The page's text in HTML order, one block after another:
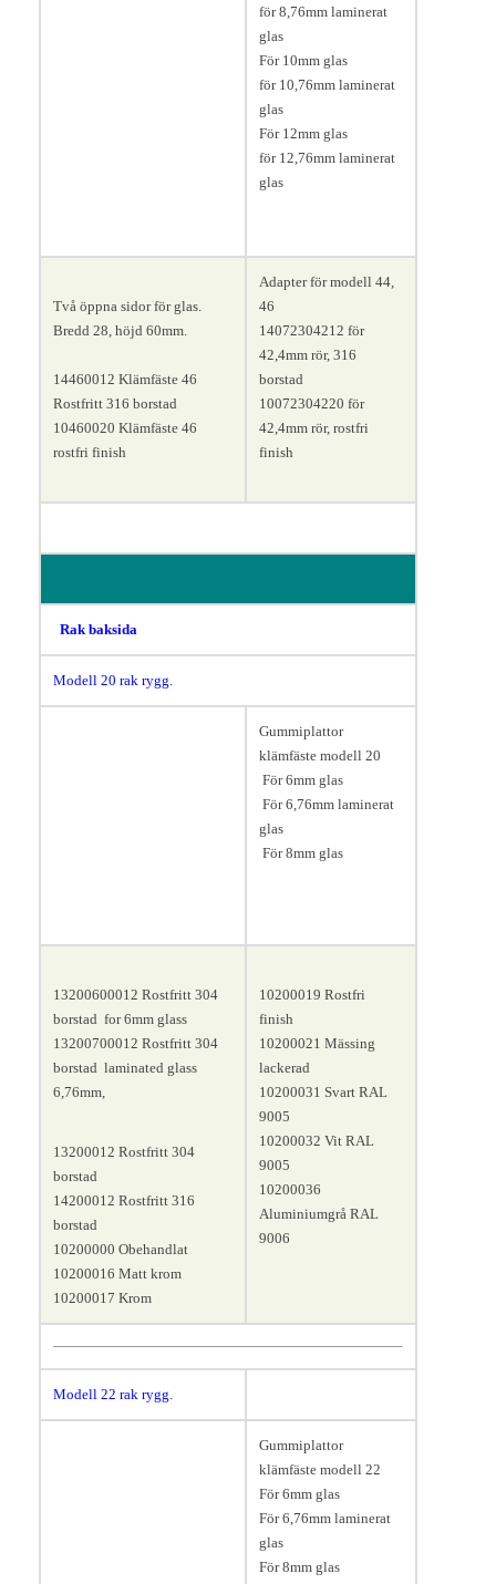
för 8,76mm laminerat
glas
För 10mm glas
för 10,76mm laminerat
glas
För 12mm glas
för 12,76mm laminerat
glas
Två öppna sidor för glas.
Bredd 28, höjd 60mm.
14460012 Klämfäste 46
Rostfritt 316 borstad
10460020 Klämfäste 46
rostfri finish
Adapter för modell 44,
46
14072304212 för
42,4mm rör, 316
borstad
10072304220 för
42,4mm rör, rostfri
finish
Rak baksida
Modell 20 rak rygg.
Gummiplattor
klämfäste modell 20
För 6mm glas
För 6,76mm laminerat
glas
För 8mm glas
13200600012 Rostfritt 304
borstad for 6mm glass
13200700012 Rostfritt 304
borstad laminated glass
6,76mm,
13200012 Rostfritt 304
borstad
14200012 Rostfritt 316
borstad
10200000 Obehandlat
10200016 Matt krom
10200017 Krom
10200019 Rostfri
finish
10200021 Mässing
lackerad
10200031 Svart RAL
9005
10200032 Vit RAL
9005
10200036
Aluminiumgrå RAL
9006
Modell 22 rak rygg.
Gummiplattor
klämfäste modell 22
För 6mm glas
För 6,76mm laminerat
glas
För 8mm glas